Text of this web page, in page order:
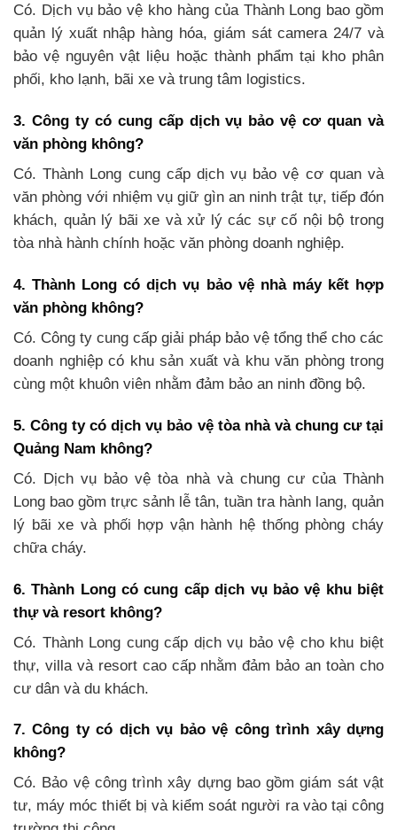
Có. Dịch vụ bảo vệ kho hàng của Thành Long bao gồm
quản lý xuất nhập hàng hóa, giám sát camera 24/7 và
bảo vệ nguyên vật liệu hoặc thành phẩm tại kho phân
phối, kho lạnh, bãi xe và trung tâm logistics.
3. Công ty có cung cấp dịch vụ bảo vệ cơ quan và
văn phòng không?
Có. Thành Long cung cấp dịch vụ bảo vệ cơ quan và
văn phòng với nhiệm vụ giữ gìn an ninh trật tự, tiếp đón
khách, quản lý bãi xe và xử lý các sự cố nội bộ trong
tòa nhà hành chính hoặc văn phòng doanh nghiệp.
4. Thành Long có dịch vụ bảo vệ nhà máy kết hợp
văn phòng không?
Có. Công ty cung cấp giải pháp bảo vệ tổng thể cho các
doanh nghiệp có khu sản xuất và khu văn phòng trong
cùng một khuôn viên nhằm đảm bảo an ninh đồng bộ.
5. Công ty có dịch vụ bảo vệ tòa nhà và chung cư tại
Quảng Nam không?
Có. Dịch vụ bảo vệ tòa nhà và chung cư của Thành
Long bao gồm trực sảnh lễ tân, tuần tra hành lang, quản
lý bãi xe và phối hợp vận hành hệ thống phòng cháy
chữa cháy.
6. Thành Long có cung cấp dịch vụ bảo vệ khu biệt
thự và resort không?
Có. Thành Long cung cấp dịch vụ bảo vệ cho khu biệt
thự, villa và resort cao cấp nhằm đảm bảo an toàn cho
cư dân và du khách.
7. Công ty có dịch vụ bảo vệ công trình xây dựng
không?
Có. Bảo vệ công trình xây dựng bao gồm giám sát vật
tư, máy móc thiết bị và kiểm soát người ra vào tại công